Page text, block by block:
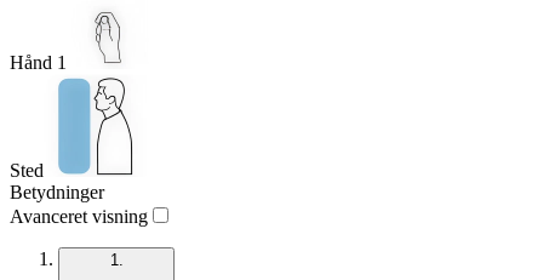
Hånd 1
Sted
Betydninger
Avanceret visning
1.